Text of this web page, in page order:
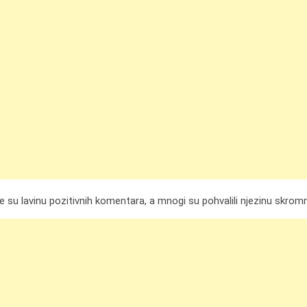
lavinu pozitivnih komentara, a mnogi su pohvalili njezinu